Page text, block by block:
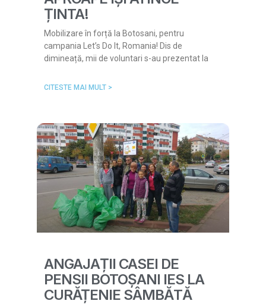
ȚINTA!
Mobilizare în forță la Botosani, pentru
campania Let’s Do It, Romania! Dis de
dimineață, mii de voluntari s-au prezentat la
CITESTE MAI MULT >
ANGAJAȚII CASEI DE
PENSII BOTOȘANI IES LA
CURĂȚENIE SÂMBĂTĂ